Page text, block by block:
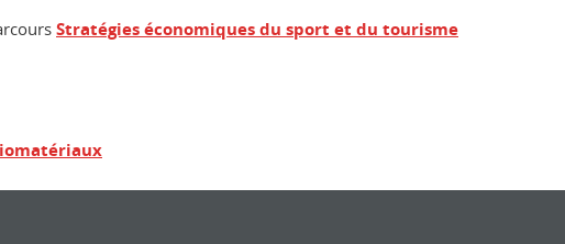
Stratégies économiques du sport et du tourisme